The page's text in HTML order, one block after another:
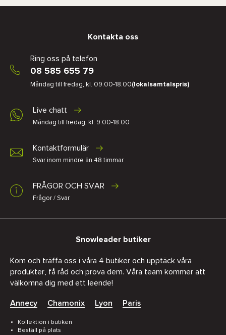
Kontakta oss
Ring oss på telefon
08 585 655 79
Måndag till fredag, kl. 09.00-18.00(lokalsamtalspris)
Live chatt
Måndag till fredag, kl. 9.00-18.00
Kontaktformulär
Svar inom mindre än 48 timmar
FRÅGOR OCH SVAR
Frågor / Svar
Snowleader butiker
Kom och träffa oss i våra 4 butiker och upptäck våra
produkter, få råd och prova dem. Våra team kommer att
välkomna dig med ett leende!
Annecy Chamonix Lyon Paris
Kollektion i butiken
Beställ på plats